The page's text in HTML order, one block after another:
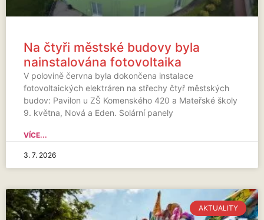
Na čtyři městské budovy byla
nainstalována fotovoltaika
V polovině června byla dokončena instalace
fotovoltaických elektráren na střechy čtyř městských
budov: Pavilon u ZŠ Komenského 420 a Mateřské školy
9. května, Nová a Eden. Solární panely
VÍCE...
3. 7. 2026
AKTUALITY